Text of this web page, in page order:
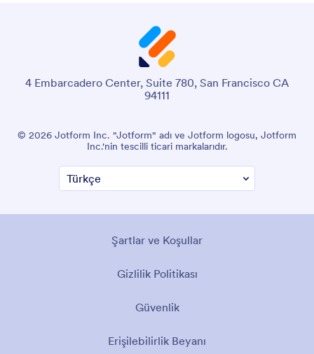
4 Embarcadero Center, Suite 780, San Francisco CA
94111
© 2026 Jotform Inc. "Jotform" adı ve Jotform logosu, Jotform
Inc.'nin tescilli ticari markalarıdır.
Şartlar ve Koşullar
Gizlilik Politikası
Güvenlik
Erişilebilirlik Beyanı